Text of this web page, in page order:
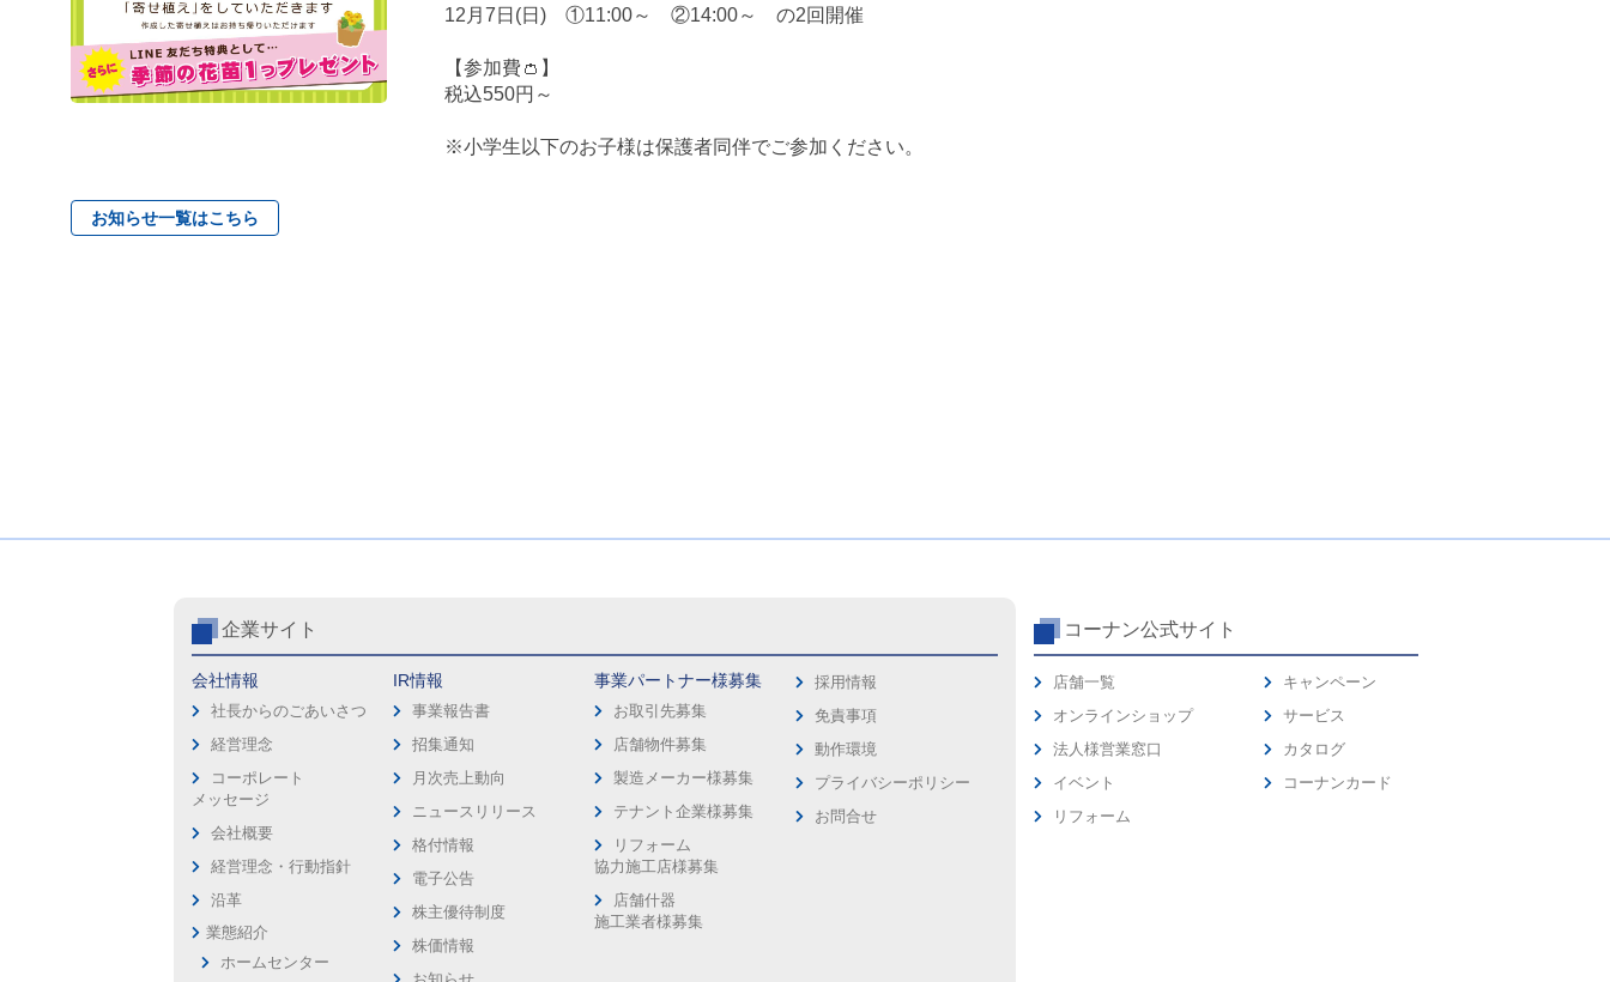
12月7日(日) ①11:00～ ②14:00～ の2回開催
【参加費👛】
税込550円～
※小学生以下のお子様は保護者同伴でご参加ください。
お知らせ一覧はこちら
企業サイト
会社情報
社長からのごあいさつ
経営理念
コーポレート
メッセージ
会社概要
経営理念・行動指針
沿革
業態紹介
ホームセンター
IR情報
事業報告書
招集通知
月次売上動向
ニュースリリース
格付情報
電子公告
株主優待制度
株価情報
事業パートナー様募集
お取引先募集
店舗物件募集
製造メーカー様募集
テナント企業様募集
リフォーム
協力施工店様募集
店舗什器
施工業者様募集
採用情報
免責事項
動作環境
プライバシーポリシー
お問合せ
コーナン公式サイト
店舗一覧
オンラインショップ
法人様営業窓口
イベント
リフォーム
キャンペーン
サービス
カタログ
コーナンカード